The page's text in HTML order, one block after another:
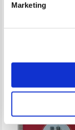
Marketing